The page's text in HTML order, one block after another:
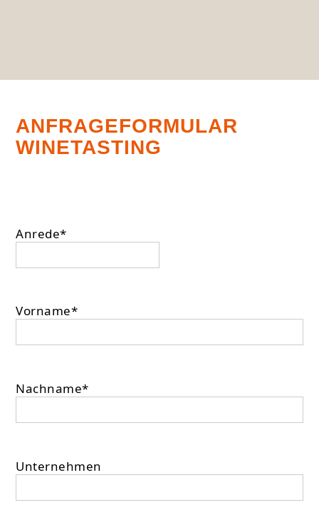
ANFRAGEFORMULAR
WINETASTING
Anrede*
Vorname*
Nachname*
Unternehmen